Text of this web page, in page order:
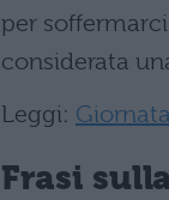
per
considerata
Leggi:
Frasi